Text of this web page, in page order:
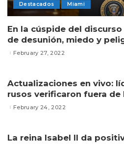
Destacados Miami
En la cúspide del
de desunión, miedo y
February 27, 2022
Actualizaciones en vivo:
rusos verificaron fuera de
February 24, 2022
La reina Isabel II da